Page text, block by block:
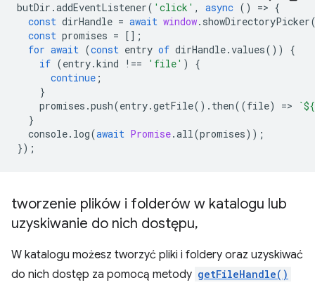
butDir .addEventListener( 'click' , async () => {
const dirHandle = await window. showDirectoryPicker
const promises = [];
for await (const entry of dirHandle.values())
{
if (entry.kind !== 'file' )
{
continue ;
}
promises .push(entry.getFile(). then((file) => `${
}
console. log(await Promise.all(promises));
});
tworzenie plików i folderów w katalogu lub
uzyskiwanie do nich dostępu,
W katalogu możesz tworzyć pliki i foldery oraz uzyskiwać
do nich dostęp za pomocą metody getFileHandle()